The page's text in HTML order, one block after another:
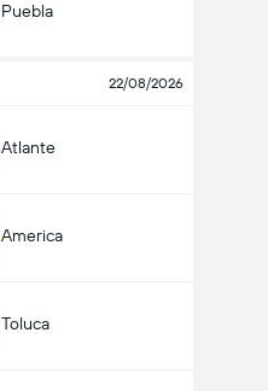
Puebla
22/08/2026
Atlante
America
Toluca